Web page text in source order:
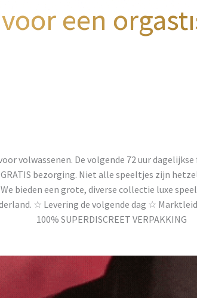
een
volwassenen. De volgende 72 uur
GRATIS bezorging. Niet alle speeltjes zijn
bieden een grote, diverse collectie luxe
☆ Levering de volgende dag ☆
100% SUPERDISCREET VERPAKKING